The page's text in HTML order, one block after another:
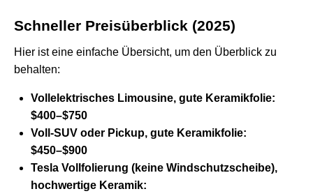
Schneller Preisüberblick (2025)
Hier ist eine einfache Übersicht, um den Überblick zu
behalten:
Vollelektrisches Limousine, gute Keramikfolie:
$400–$750
Voll-SUV oder Pickup, gute Keramikfolie:
$450–$900
Tesla Vollfolierung (keine Windschutzscheibe),
hochwertige Keramik: